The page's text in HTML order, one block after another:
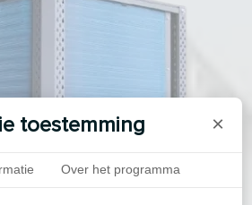
toestemming ×
Over het programma